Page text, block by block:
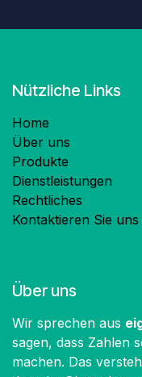
Nützliche Links
Home
Über uns
Produkte
Dienstleistungen
Rechtliches
Kontaktieren Sie uns
Über uns
Wir sprechen aus
sagen, dass Zahlen
machen. Das